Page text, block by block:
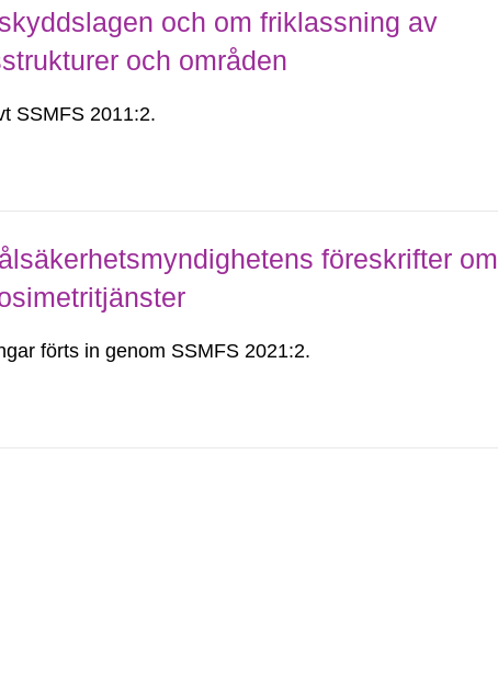
och om friklassning av
och områden
SSMFS 2011:2.
föreskrifter om
förts in genom SSMFS 2021:2.